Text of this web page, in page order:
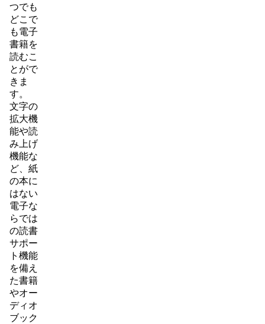
つでも
どこで
も電子
書籍を
読むこ
とがで
きま
す。
文字の
拡大機
能や読
み上げ
機能な
ど、紙
の本に
はない
電子な
らでは
の読書
サポー
ト機能
を備え
た書籍
やオー
ディオ
ブック